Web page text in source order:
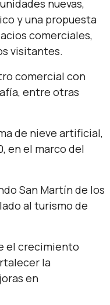
nuevas,
y una propuesta
comerciales,
visitantes.
comercial con
entre otras
de nieve artificial,
en el marco del
San Martín de los
al turismo de
el crecimiento
la
en